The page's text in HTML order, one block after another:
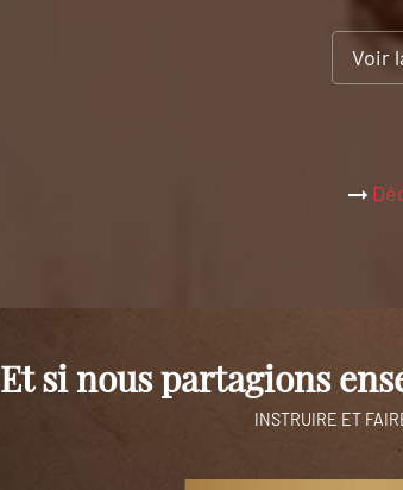
Voir
Et si nous partagions
INSTRUIRE ET